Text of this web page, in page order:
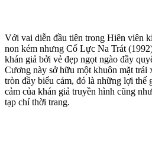
Với vai diễn đầu tiên trong Hiên viên
non kém nhưng Cổ Lực Na Trát
khán giả bởi vẻ đẹp ngọt ngào đầy
Cương này sở hữu một khuôn mặt trái
tròn đầy biểu cảm, đó là những lợi thế
cảm của khán giả truyền hình cũng
tạp chí thời trang.